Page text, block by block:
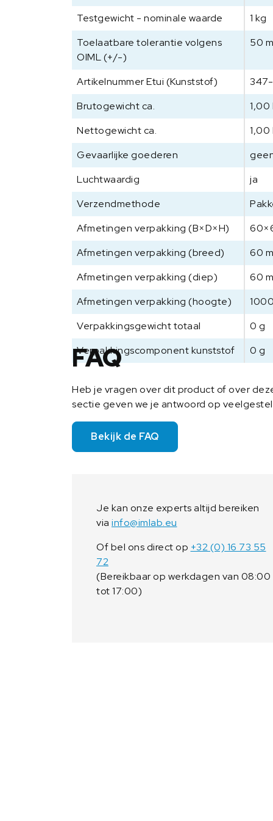
Testgewicht - nominale waarde
1 kg
Toelaatbare tolerantie volgens
OIML (+/-)
50
Artikelnummer Etui (Kunststof)
Brutogewicht ca.
1,00
Nettogewicht ca.
1,00
Gevaarlijke goederen
Luchtwaardig
ja
Verzendmethode
Afmetingen verpakking (B×D×H)
Afmetingen verpakking (breed)
60
Afmetingen verpakking (diep)
60
Afmetingen verpakking (hoogte)
Verpakkingsgewicht totaal
0 g
Verpakkingscomponent kunststof
0 g
FAQ
Heb je vragen over dit product of over
sectie geven we je antwoord op
Bekijk de FAQ
Je kan onze experts altijd bereiken
via info@imlab.eu
Of bel ons direct op +32 (0) 16 73 55
72
(Bereikbaar op werkdagen van 08:00
tot 17:00)